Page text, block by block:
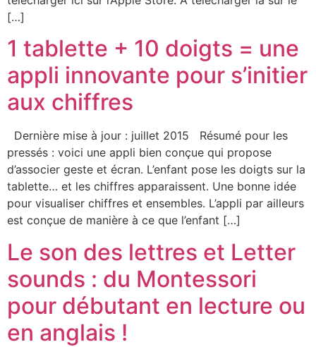
[…]
1 tablette + 10 doigts = une
appli innovante pour s’initier
aux chiffres
Dernière mise à jour : juillet 2015 Résumé pour les
pressés : voici une appli bien conçue qui propose
d’associer geste et écran. L’enfant pose les doigts sur la
tablette… et les chiffres apparaissent. Une bonne idée
pour visualiser chiffres et ensembles. L’appli par ailleurs
est conçue de manière à ce que l’enfant […]
Le son des lettres et Letter
sounds : du Montessori
pour débutant en lecture ou
en anglais !